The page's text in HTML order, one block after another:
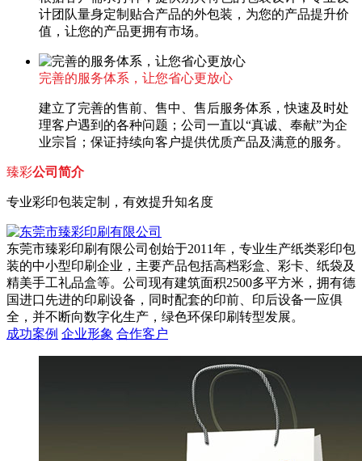
计团队量身定制贴合产品的外包装，为您的产品提升价
值，让您的产品更拥有市场。
完善的服务体系，让您省心更放心
建立了完善的售前、售中、售后服务体系，快速及时处
理客户遇到的各种问题；公司一直以“真诚、奉献”为企
业宗旨；保证持续向客户提供优质产品及满意的服务。
臻彩公司简介
专业彩印包装定制，有效提升知名度
东莞市臻彩印刷有限公司创始于2011年，专业生产纸类彩印包
装的中小型印刷企业，主要产品包括高档彩盒、彩卡、纸袋及
精美手工礼品盒等。公司现有建筑面积2500多平方米，拥有德
国进口先进的印刷设备，同时配套的印前、印后设备一应俱
全，并不断向数字化生产，绿色环保印刷转型发展。
成功案例 企业形象 合作客户